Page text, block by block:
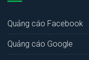
Quảng cáo Facebook
Quảng cáo Google